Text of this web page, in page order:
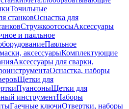
Точильные
станковОснастка для
СтружкоотсосыАксессуары
и паяльное
Паяльное
аксессуарыКомплектующие
Аксессуары для сварки,
Оснастка, наборы
Щетки для
ПуансоныЩетки для
инструментНаборы
Гаечные ключиОтвертки, наборы